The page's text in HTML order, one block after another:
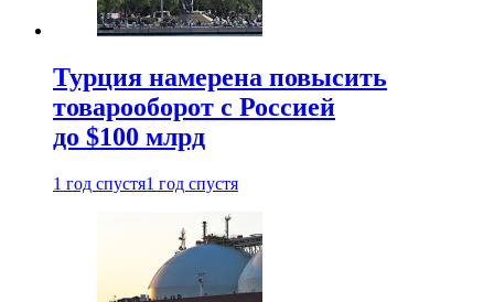
Турция намерена повысить
товарооборот с Россией
до $100 млрд
1 год спустя1 год спустя